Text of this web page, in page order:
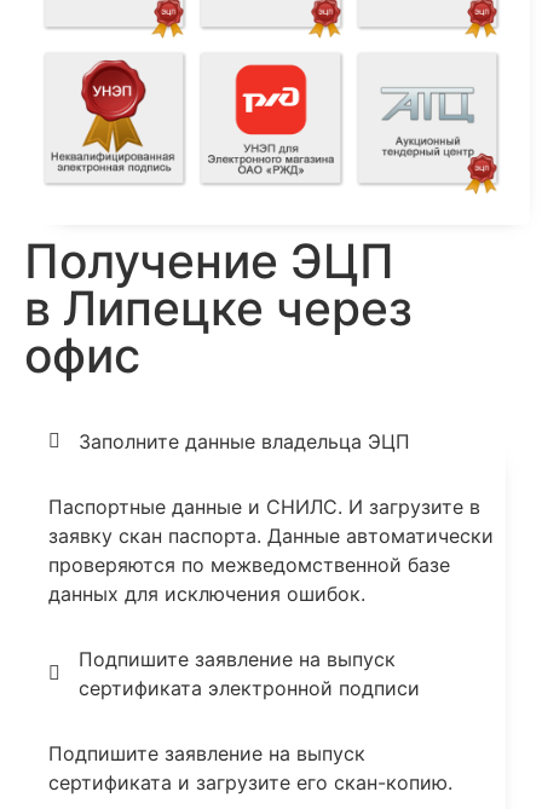
Получение ЭЦП
в Липецке через
офис
Заполните данные владельца ЭЦП
Паспортные данные и СНИЛС. И загрузите в
заявку скан паспорта. Данные автоматически
проверяются по межведомственной базе
данных для исключения ошибок.
Подпишите заявление на выпуск
сертификата электронной подписи
Подпишите заявление на выпуск
сертификата и загрузите его скан-копию.